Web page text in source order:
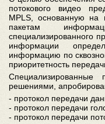
потокового видео
MPLS, основанную на
пакетам
специализированного
информации
информацию по
приоритетность
Специализированные
решениями,
- протокол передачи
- протокол передачи
- протокол передачи